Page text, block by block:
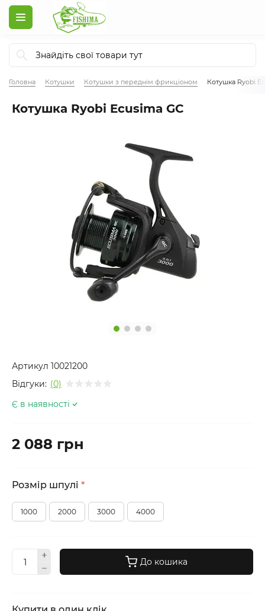
Головна Котушки Котушки з переднім фрикціоном Котушка Ryobi
Котушка Ryobi Ecusima GC
Артикул 10021200
Відгуки: (0)
Є в наявності
2 088 грн
Розмір шпулі *
1000 2000 3000 4000
До кошика